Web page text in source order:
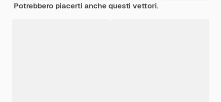
Potrebbero piacerti anche questi vettori.